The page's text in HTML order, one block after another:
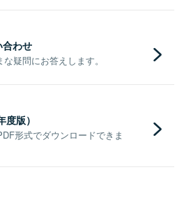
合わせ
疑問にお答えします。
版）
形式でダウンロードできま